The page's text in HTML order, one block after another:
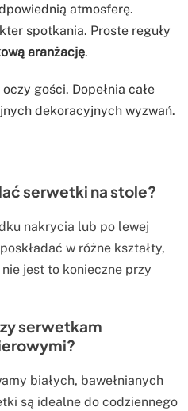
atmosferę.
spotkania. Proste reguły
aranżację.
gości. Dopełnia całe
dekoracyjnych wyzwań.
serwetki na stole?
nakrycia lub po lewej
w różne kształty,
jest to konieczne przy
serwetkam
białych, bawełnianych
są idealne do codziennego